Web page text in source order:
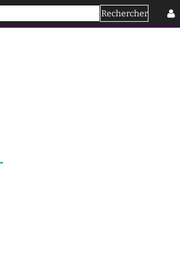
Rechercher